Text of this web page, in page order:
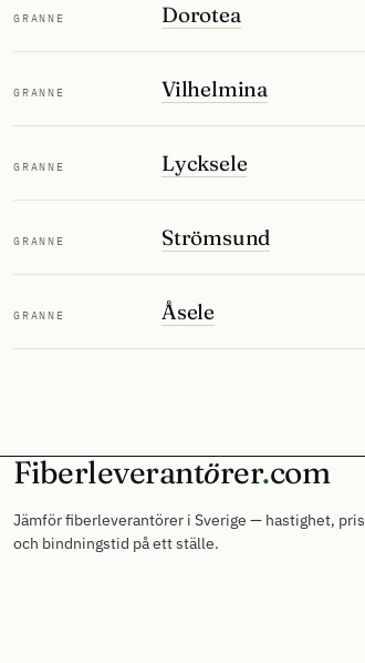
GRANNE Dorotea
GRANNE Vilhelmina
GRANNE Lycksele
GRANNE Strömsund
GRANNE Åsele
Fiberleverantörer.com
Jämför fiberleverantörer i Sverige — hastighet, pris
och bindningstid på ett ställe.